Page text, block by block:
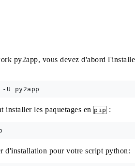
py2app, vous devez d'abord
installer les paquetages en pip :
d'installation pour votre script python: